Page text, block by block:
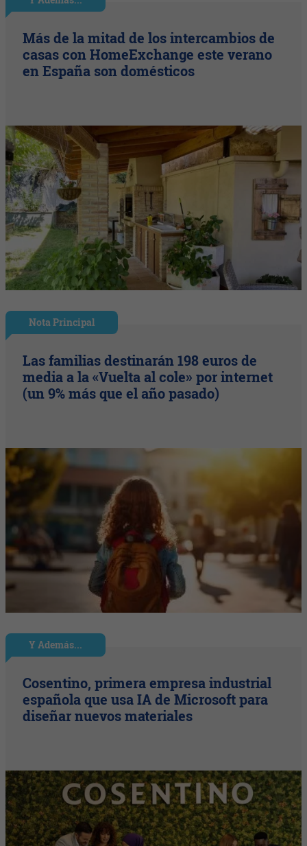
Más de la mitad de los intercambios de
casas con HomeExchange este verano
en España son domésticos
Nota Principal
Las familias destinarán 198 euros de
media a la «Vuelta al cole» por internet
(un 9% más que el año pasado)
Y Además...
Cosentino, primera empresa industrial
española que usa IA de Microsoft para
diseñar nuevos materiales